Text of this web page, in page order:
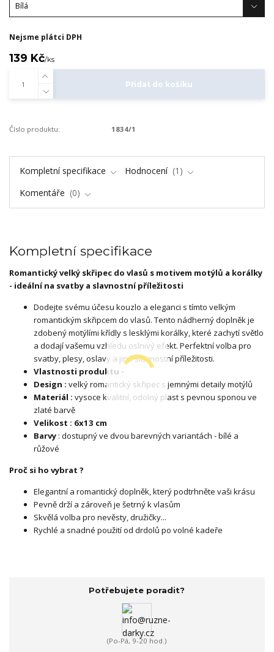
Nejsme plátci DPH
139 Kč/ks
Přidat do košíku
Číslo produktu: 1834/1
Kompletní specifikace Hodnocení
1
Komentáře
0
Kompletní specifikace
Romantický velký skřipec do vlasů s motivem motýlů a korálky
- ideální na svatby a slavnostní příležitosti
Dodejte svému účesu kouzlo a eleganci s tímto velkým
romantickým skřipcem do vlasů. Tento nádherný doplněk je
zdobený motýlími křídly s lesklými korálky, které zachytí světlo
a dodají vašemu vzhledu oslnivý efekt. Perfektní volba pro
svatby, plesy, oslavy a jiné slavnostní příležitosti.
Vlastnosti produktu -
Design : velký romantický skřipec s jemnými detaily motýlů
Materiál : vysoce kvalitní, odolný plast s pevnou sponou ve
zlaté barvě
Velikost : 6x13 cm
Barvy : dostupný ve dvou barevných variantách - bílé a
růžové
Proč si ho vybrat ?
Elegantní a romantický doplněk, který podtrhněte vaši krásu
Pevně drží a zároveň je šetrný k vlasům
Skvělá volba pro nevěsty, družičky...
Rychlé a snadné použití od drdolů po volné kadeře
Potřebujete poradit?
(Po-Pá, 9-20 hod.)